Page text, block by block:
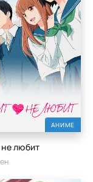
АНИМЕ
любит